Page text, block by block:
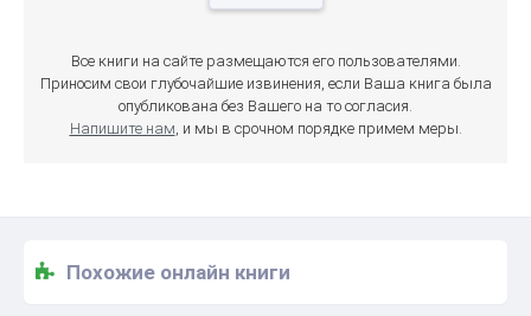
Все книги на сайте размещаются его пользователями.
Приносим свои глубочайшие извинения, если Ваша книга была
опубликована без Вашего на то согласия.
Напишите нам, и мы в срочном порядке примем меры.
Похожие онлайн книги